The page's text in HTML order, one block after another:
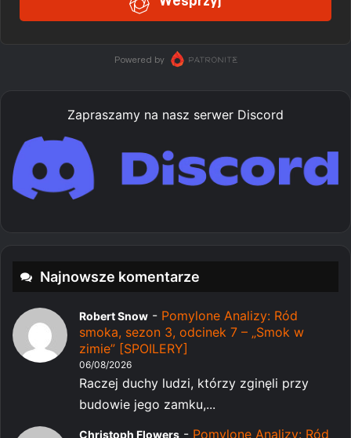
Zapraszamy na nasz serwer Discord
Najnowsze komentarze
Robert Snow - Pomylone Analizy: Ród
smoka, sezon 3, odcinek 7 – „Smok w
zimie” [SPOILERY]
06/08/2026
Raczej duchy ludzi, którzy zginęli przy
budowie jego zamku,...
Christoph Flowers - Pomylone Analizy: Ród